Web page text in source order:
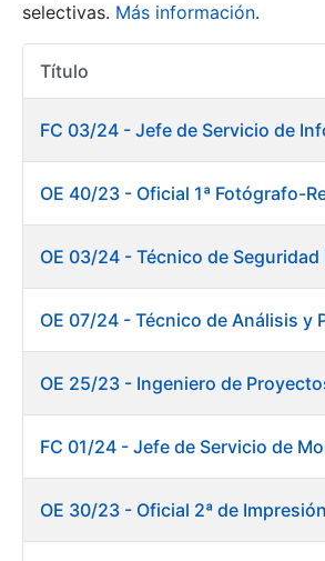
Mostrar/Ocultar
Mostrar/Ocultar
Mostrar/Ocultar
selectivas. Más información.
Título
OE 40/23 - Oficial 1ª Fotógrafo-
OE 30/23 - Oficial 2ª de